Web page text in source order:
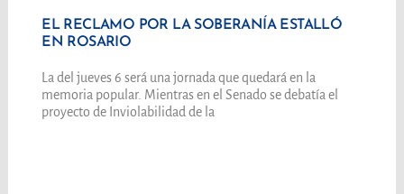
EL RECLAMO POR LA SOBERANÍA ESTALLÓ
EN ROSARIO
La del jueves 6 será una jornada que quedará en la
memoria popular. Mientras en el Senado se debatía el
proyecto de Inviolabilidad de la